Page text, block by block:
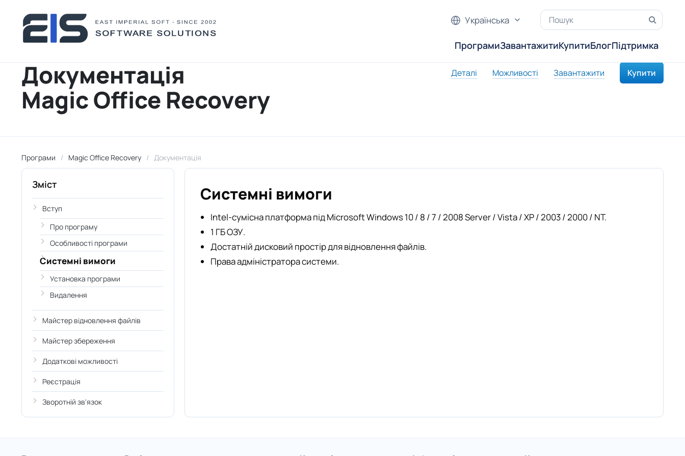
ПрограмиЗавантажитиКупитиБлогПідтримка
Українська
Документація
Magic Office Recovery
Деталі Можливості Завантажити Купити
Програми Magic Office Recovery Документація
Cистемні вимоги
Intel-сумісна платформа під Microsoft Windows 10 / 8 / 7 / 2008 Server / Vista / XP / 2003 / 2000 / NT.
1 ГБ ОЗУ.
Достатній дисковий простір для відновлення файлів.
Права адміністратора системи.
Зміст
Вступ
Про програму
Особливості програми
Системні вимоги
Установка програми
Видалення
Майстер відновлення файлів
Майстер збереження
Додаткові можливості
Реєстрація
Зворотній зв'язок